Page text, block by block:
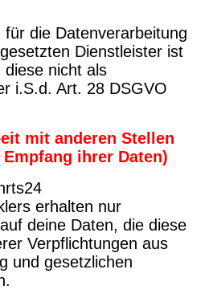
für die Datenverarbeitung
Dienstleister ist
nicht als
i.S.d. Art. 28 DSGVO
mit anderen Stellen
ihrer Daten)
erhalten nur
deine Daten, die diese
Verpflichtungen aus
und gesetzlichen